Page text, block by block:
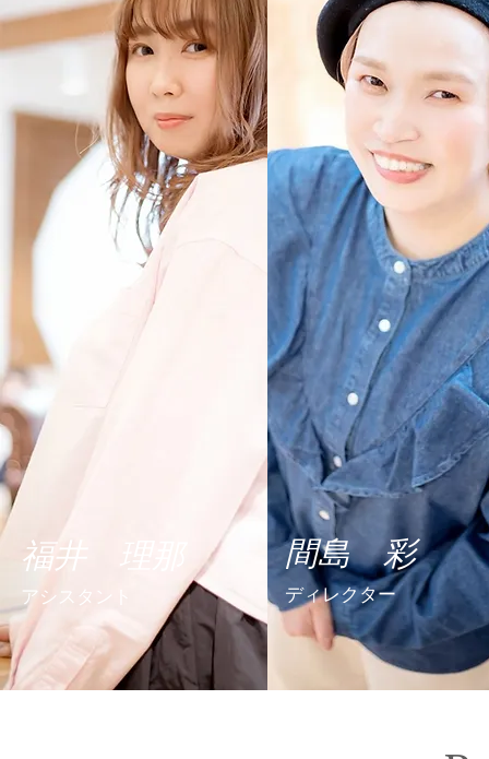
福井 理那
アシスタント
間島 彩
ディレクター